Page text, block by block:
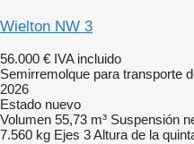
Wielton NW 3
56.000 € IVA incluido
Semirremolque para transporte
2026
Estado nuevo
Volumen 55,73 m³ Suspensión
7.560 kg Ejes 3Altura de la